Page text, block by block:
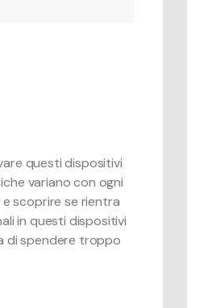
questi dispositivi
variano con ogni
scoprire se rientra
in questi dispositivi
di spendere troppo